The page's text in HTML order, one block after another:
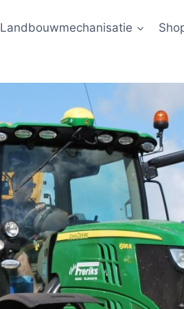
Landbouwmechanisatie